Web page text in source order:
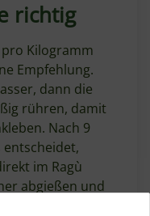
richtig
Kilogramm
Empfehlung.
dann die
rühren, damit
Nach 9
im Ragù
abgießen und
Pfanne auf den